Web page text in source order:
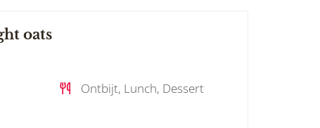
oats
Ontbijt, Lunch, Dessert